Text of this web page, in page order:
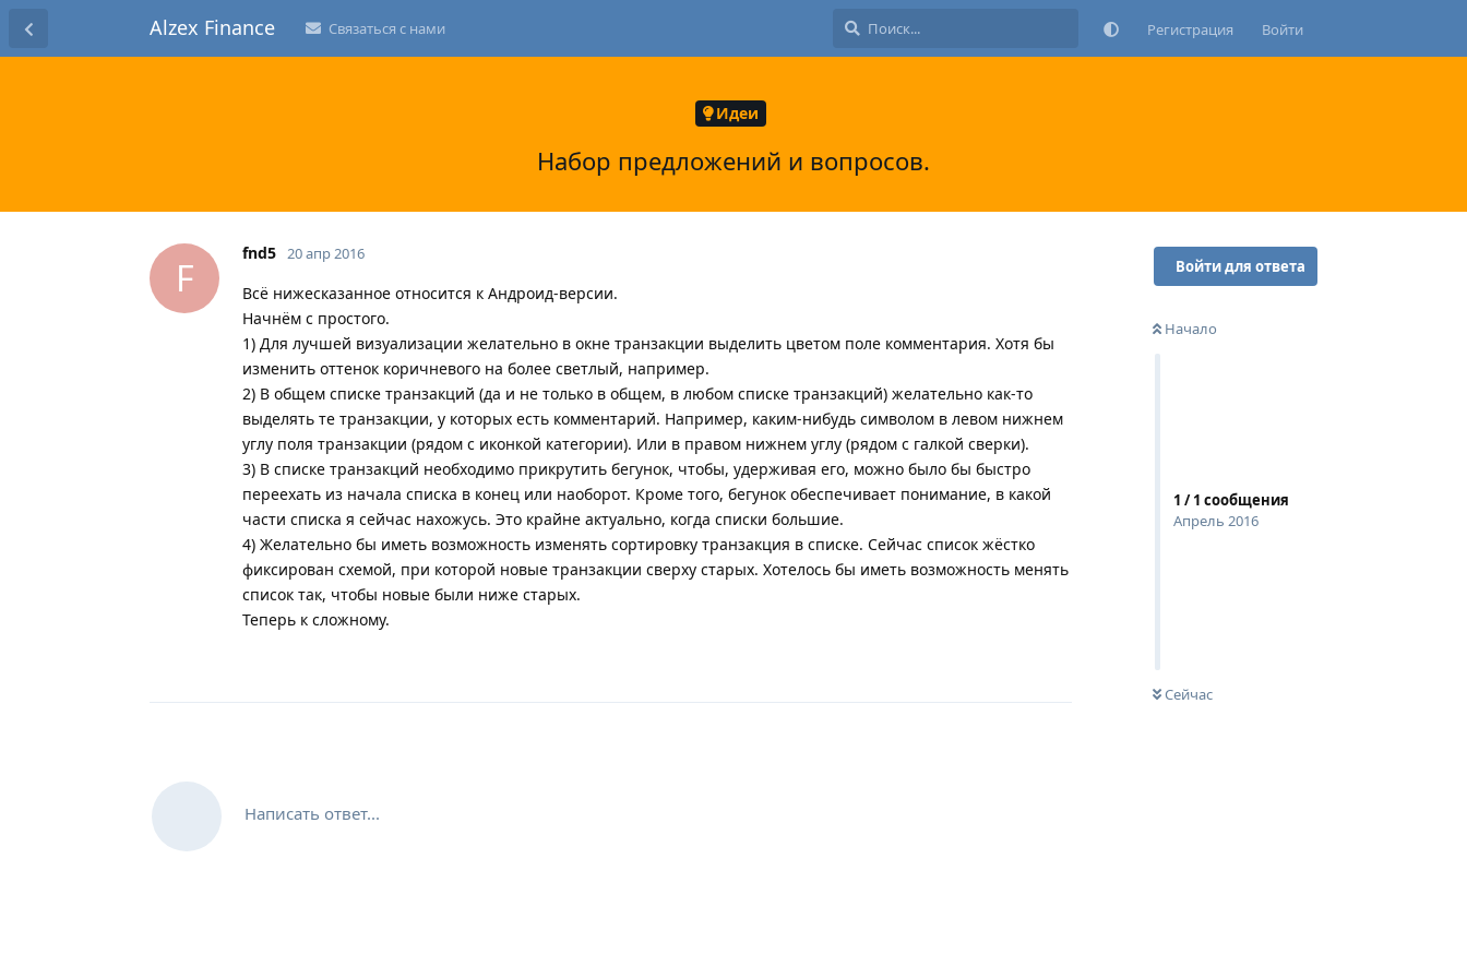
Alzex Finance Связаться с нами Регистрация Войти
Идеи
Набор предложений и вопросов.
Войти для ответа
Начало
1 /1 сообщения
Апрель 2016
Сейчас
F
fnd5 20 апр 2016
Всё нижесказанное относится к Андроид-версии.
Начнём с простого.
1) Для лучшей визуализации желательно в окне транзакции выделить цветом поле комментария. Хотя бы
изменить оттенок коричневого на более светлый, например.
2) В общем списке транзакций (да и не только в общем, в любом списке транзакций) желательно как-то
выделять те транзакции, у которых есть комментарий. Например, каким-нибудь символом в левом нижнем
углу поля транзакции (рядом с иконкой категории). Или в правом нижнем углу (рядом с галкой сверки).
3) В списке транзакций необходимо прикрутить бегунок, чтобы, удерживая его, можно было бы быстро
переехать из начала списка в конец или наоборот. Кроме того, бегунок обеспечивает понимание, в какой
части списка я сейчас нахожусь. Это крайне актуально, когда списки большие.
4) Желательно бы иметь возможность изменять сортировку транзакция в списке. Сейчас список жёстко
фиксирован схемой, при которой новые транзакции сверху старых. Хотелось бы иметь возможность менять
список так, чтобы новые были ниже старых.
Теперь к сложному.
Написать ответ...